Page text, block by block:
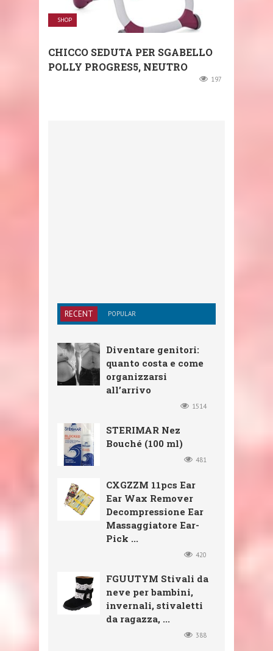
SHOP
CHICCO SEDUTA PER SGABELLO
POLLY PROGRES5, NEUTRO
197
RECENT POPULAR
Diventare genitori:
quanto costa e come
organizzarsi
all’arrivo
1514
STERIMAR Nez
Bouché (100 ml)
481
CXGZZM 11pcs Ear
Ear Wax Remover
Decompressione Ear
Massaggiatore Ear-
Pick ...
420
FGUUTYM Stivali da
neve per bambini,
invernali, stivaletti
da ragazza, ...
388